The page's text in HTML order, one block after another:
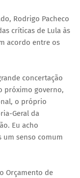
Rodrigo Pacheco
críticas de Lula às
acordo entre os
concertação
próximo governo,
o próprio
Geral da
Eu acho
um senso comum
Orçamento de